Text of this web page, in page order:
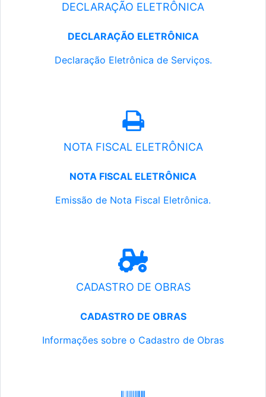
DECLARAÇÃO ELETRÔNICA
DECLARAÇÃO ELETRÔNICA
Declaração Eletrônica de Serviços.
NOTA FISCAL ELETRÔNICA
NOTA FISCAL ELETRÔNICA
Emissão de Nota Fiscal Eletrônica.
CADASTRO DE OBRAS
CADASTRO DE OBRAS
Informações sobre o Cadastro de Obras